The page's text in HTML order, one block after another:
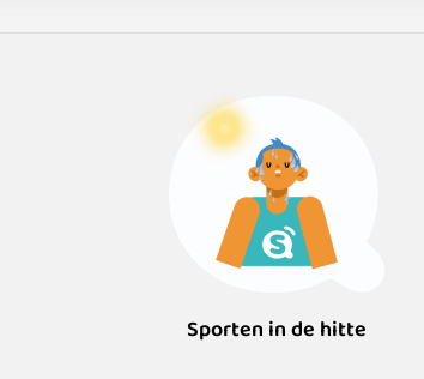
Sporten in de hitte